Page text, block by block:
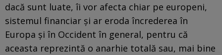
dacă sunt luate, îi vor afecta chiar pe europeni,
sistemul financiar şi ar eroda încrederea în
Europa şi în Occident în general, pentru că
aceasta reprezintă o anarhie totală sau, mai bine